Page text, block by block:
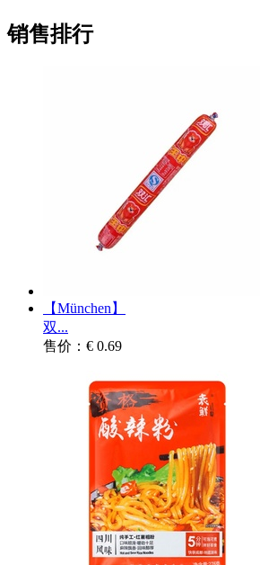
销售排行
【München】
双...
售价：€ 0.69